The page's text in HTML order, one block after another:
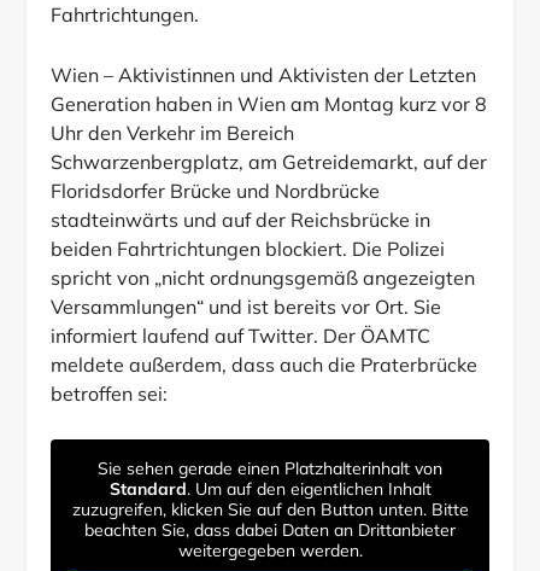
Fahrtrichtungen.
Wien – Aktivistinnen und Aktivisten der Letzten
Generation haben in Wien am Montag kurz vor 8
Uhr den Verkehr im Bereich
Schwarzenbergplatz, am Getreidemarkt, auf der
Floridsdorfer Brücke und Nordbrücke
stadteinwärts und auf der Reichsbrücke in
beiden Fahrtrichtungen blockiert. Die Polizei
spricht von „nicht ordnungsgemäß angezeigten
Versammlungen“ und ist bereits vor Ort. Sie
informiert laufend auf Twitter. Der ÖAMTC
meldete außerdem, dass auch die Praterbrücke
betroffen sei:
Sie sehen gerade einen Platzhalterinhalt von
Standard. Um auf den eigentlichen Inhalt
zuzugreifen, klicken Sie auf den Button unten. Bitte
beachten Sie, dass dabei Daten an Drittanbieter
weitergegeben werden.